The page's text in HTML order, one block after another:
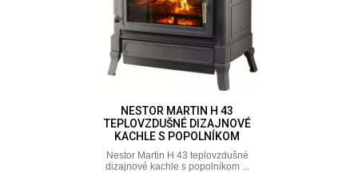
NESTOR MARTIN H 43
TEPLOVZDUŠNÉ DIZAJNOVÉ
KACHLE S POPOLNÍKOM
Nestor Martin H 43 teplovzdušné
dizajnové kachle s popolníkom ...